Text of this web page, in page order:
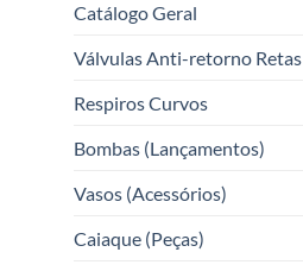
Catálogo Geral
Válvulas Anti-retorno Retas
Respiros Curvos
Bombas (Lançamentos)
Vasos (Acessórios)
Caiaque (Peças)